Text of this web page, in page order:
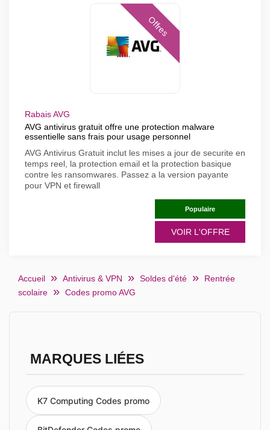
Offres
Rabais AVG
AVG antivirus gratuit offre une protection malware
essentielle sans frais pour usage personnel
AVG Antivirus Gratuit inclut les mises a jour de securite en
temps reel, la protection email et la protection basique
contre les ransomwares. Passez a la version payante
pour VPN et firewall
Populaire
VOIR L'OFFRE
Accueil Antivirus & VPN Soldes d'été
Rentrée
scolaire
Codes promo AVG
MARQUES LIÉES
K7 Computing Codes promo